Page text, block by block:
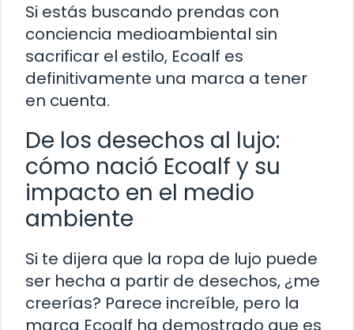
Si estás buscando prendas con
conciencia medioambiental sin
sacrificar el estilo, Ecoalf es
definitivamente una marca a tener
en cuenta.
De los desechos al lujo:
cómo nació Ecoalf y su
impacto en el medio
ambiente
Si te dijera que la ropa de lujo puede
ser hecha a partir de desechos, ¿me
creerías? Parece increíble, pero la
marca Ecoalf ha demostrado que es